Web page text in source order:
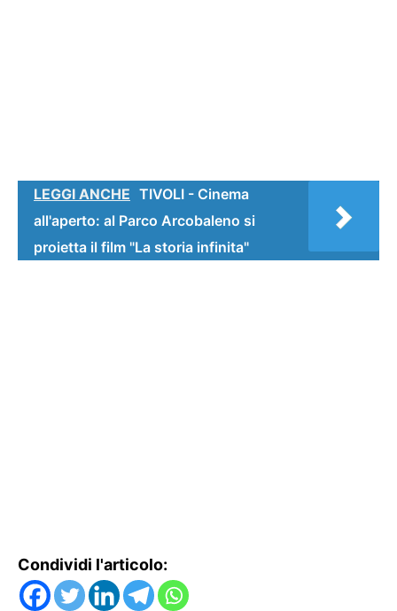
LEGGI ANCHE TIVOLI - Cinema
all'aperto: al Parco Arcobaleno si
proietta il film "La storia infinita"
Condividi l'articolo: